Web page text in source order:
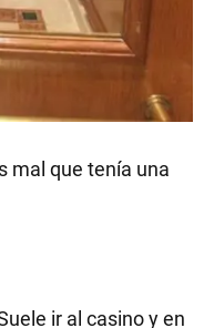
mal que tenía una
ir al casino y en